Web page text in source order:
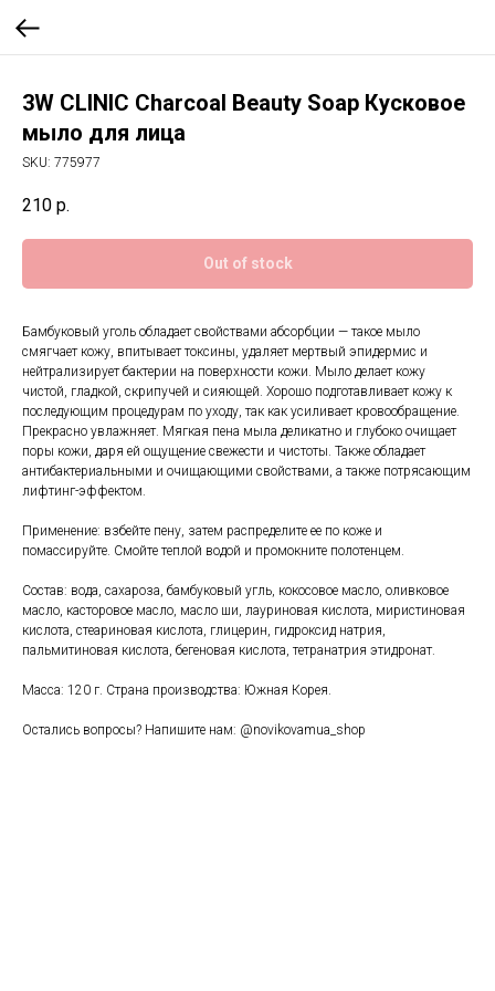
3W CLINIC Charcoal Beauty Soap Кусковое
мыло для лица
SKU: 775977
210 р.
Out of stock
Бамбуковый уголь обладает свойствами абсорбции — такое мыло
смягчает кожу, впитывает токсины, удаляет мертвый эпидермис и
нейтрализирует бактерии на поверхности кожи. Мыло делает кожу
чистой, гладкой, скрипучей и сияющей. Хорошо подготавливает кожу к
последующим процедурам по уходу, так как усиливает кровообращение.
Прекрасно увлажняет. Мягкая пена мыла деликатно и глубоко очищает
поры кожи, даря ей ощущение свежести и чистоты. Также обладает
антибактериальными и очищающими свойствами, а также потрясающим
лифтинг-эффектом.
Применение: взбейте пену, затем распределите ее по коже и
помассируйте. Смойте теплой водой и промокните полотенцем.
Состав: вода, сахароза, бамбуковый угль, кокосовое масло, оливковое
масло, касторовое масло, масло ши, лауриновая кислота, миристиновая
кислота, стеариновая кислота, глицерин, гидроксид натрия,
пальмитиновая кислота, бегеновая кислота, тетранатрия этидронат.
Масса: 120 г. Страна производства: Южная Корея.
Остались вопросы? Напишите нам: @novikovamua_shop